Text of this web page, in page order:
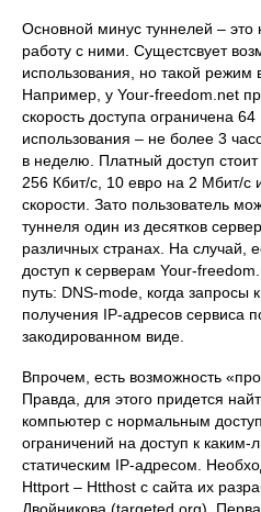
Основной минус туннелей – это
работу с ними. Сущестсвует
использования, но такой режим
Например, у Your-freedom.net
скорость доступа ограничена
использования – не более 3
в неделю. Платный доступ
256 Кбит/с, 10 евро на 2 Мбит/с
скорости. Зато пользователь
туннеля один из десятков
различных странах. На случай,
доступ к серверам Your-
путь: DNS-mode, когда запросы
получения IP-адресов сервиса
закодированном виде.
Впрочем, есть возможность
Правда, для этого придется
компьютер с нормальным
ограничений на доступ к каким-
статическим IP-адресом.
Httport – Htthost с сайта их